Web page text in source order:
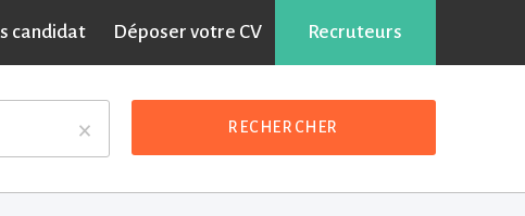
candidat Déposer votre CV Recruteurs
× RECHERCHER